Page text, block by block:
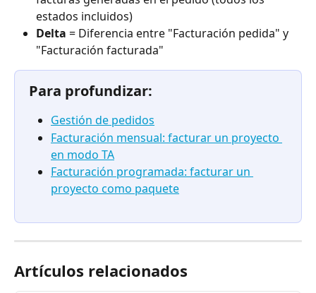
estados incluidos)
Delta = Diferencia entre "Facturación pedida" y
"Facturación facturada"
Para profundizar:
Gestión de pedidos
Facturación mensual: facturar un proyecto
en modo TA
Facturación programada: facturar un
proyecto como paquete
Artículos relacionados